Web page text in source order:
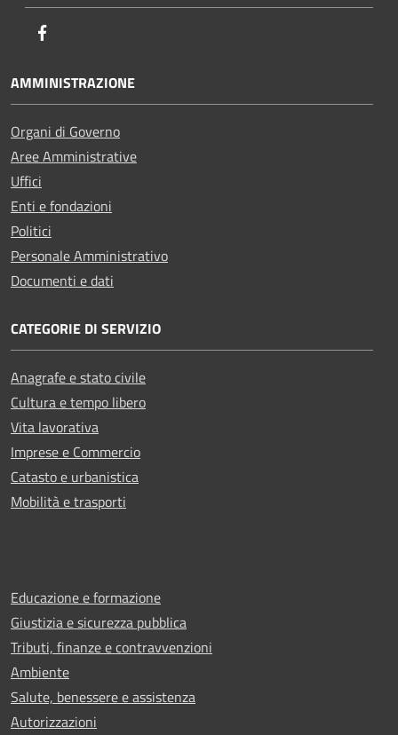
AMMINISTRAZIONE
Organi di Governo
Aree Amministrative
Uffici
Enti e fondazioni
Politici
Personale Amministrativo
Documenti e dati
CATEGORIE DI SERVIZIO
Anagrafe e stato civile
Cultura e tempo libero
Vita lavorativa
Imprese e Commercio
Catasto e urbanistica
Mobilità e trasporti
Educazione e formazione
Giustizia e sicurezza pubblica
Tributi, finanze e contravvenzioni
Ambiente
Salute, benessere e assistenza
Autorizzazioni